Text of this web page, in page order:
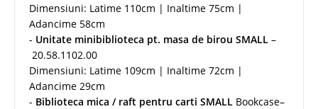
Dimensiuni: Latime 110cm | Inaltime 75cm |
Adancime 58cm
- Unitate minibiblioteca pt. masa de birou SMALL –
20.58.1102.00
Dimensiuni: Latime 109cm | Inaltime 72cm |
Adancime 29cm
- Biblioteca mica / raft pentru carti SMALL Bookcase–